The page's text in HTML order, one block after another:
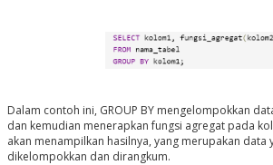
Dalam contoh ini, GROUP BY mengelompokkan
dan kemudian menerapkan fungsi agregat pada
akan menampilkan hasilnya, yang merupakan data
dikelompokkan dan dirangkum.